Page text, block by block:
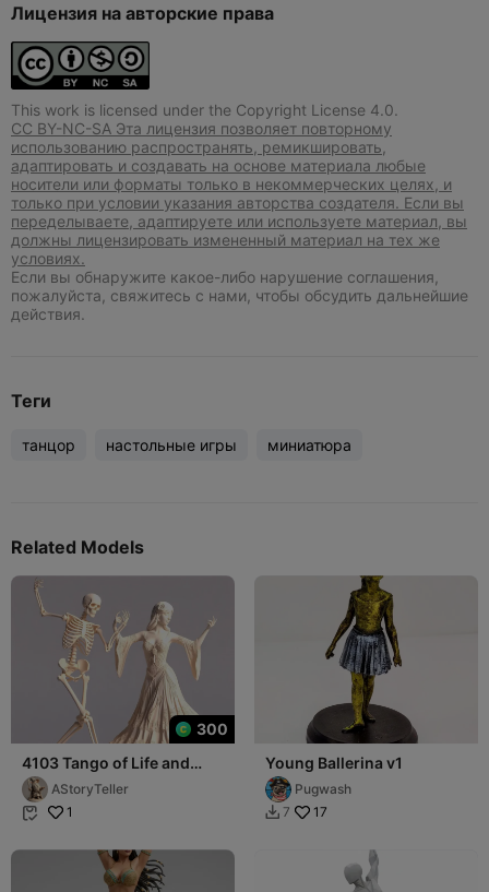
Лицензия на авторские права
This work is licensed under the Copyright License 4.0.
CC BY-NC-SA Эта лицензия позволяет повторному
использованию распространять, ремикшировать,
адаптировать и создавать на основе материала любые
носители или форматы только в некоммерческих целях, и
только при условии указания авторства создателя. Если вы
переделываете, адаптируете или используете материал, вы
должны лицензировать измененный материал на тех же
условиях.
Если вы обнаружите какое-либо нарушение соглашения,
пожалуйста, свяжитесь с нами, чтобы обсудить дальнейшие
действия.
Теги
танцор настольные игры миниатюра
Related Models
300
4103 Tango of Life and
Death 3D-Printed Ivory-
Style STL DND
AStoryTeller
 1
Young Ballerina v1
Pugwash
 7 17